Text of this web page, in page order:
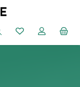
Du har 0 objekt i